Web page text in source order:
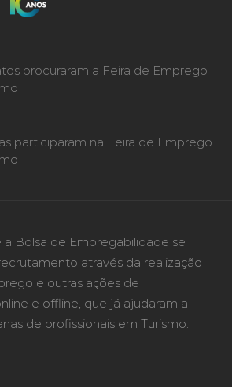
procuraram a Feira de Emprego
participaram na Feira de Emprego
a Bolsa de Empregabilidade se
através da realização
e outras ações de
e offline, que já ajudaram a
de profissionais em Turismo.